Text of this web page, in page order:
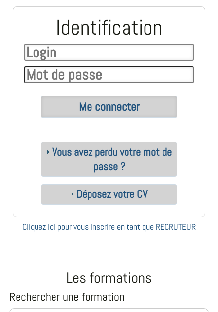
Identification
Vous avez perdu votre mot de
passe ?
Déposez votre CV
Cliquez ici pour vous inscrire en tant que RECRUTEUR
Les formations
Rechercher une formation